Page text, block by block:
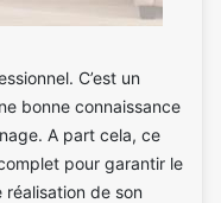
C’est un
bonne connaissance
A part cela, ce
pour garantir le
réalisation de son